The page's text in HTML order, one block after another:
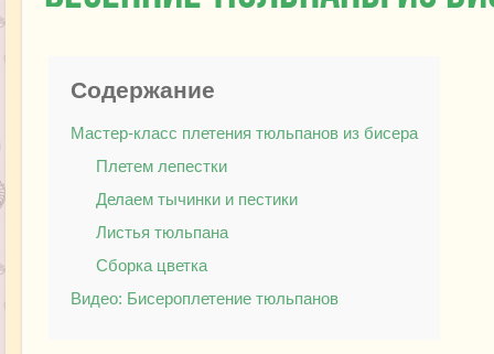
Содержание
Мастер-класс плетения тюльпанов из бисера
Плетем лепестки
Делаем тычинки и пестики
Листья тюльпана
Сборка цветка
Видео: Бисероплетение тюльпанов